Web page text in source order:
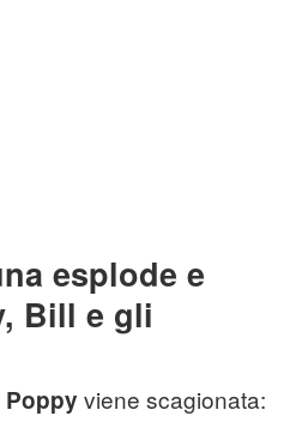
esplode e
Bill e gli
Poppy viene scagionata: